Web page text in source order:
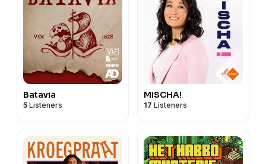
Batavia
5 Listeners
MISCHA!
17 Listeners